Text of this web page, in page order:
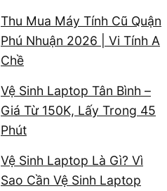
Thu Mua Máy Tính Cũ Quận
Phú Nhuận 2026 | Vi Tính A
Chề
Vệ Sinh Laptop Tân Bình –
Giá Từ 150K, Lấy Trong 45
Phút
Vệ Sinh Laptop Là Gì? Vì
Sao Cần Vệ Sinh Laptop